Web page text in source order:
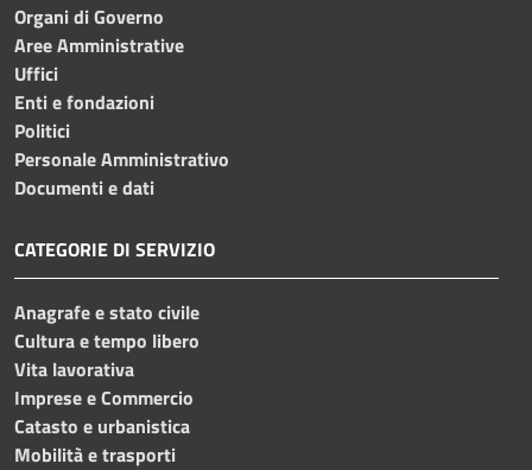
Organi di Governo
Aree Amministrative
Uffici
Enti e fondazioni
Politici
Personale Amministrativo
Documenti e dati
CATEGORIE DI SERVIZIO
Anagrafe e stato civile
Cultura e tempo libero
Vita lavorativa
Imprese e Commercio
Catasto e urbanistica
Mobilità e trasporti